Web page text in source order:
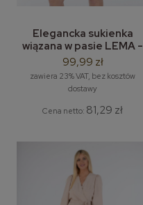
Elegancka sukienka
wiązana w pasie LEMA -
asymetryczne wiązanie w
pasie
99,99 zł
zawiera 23% VAT, bez kosztów
dostawy
Cena netto: 81,29 zł